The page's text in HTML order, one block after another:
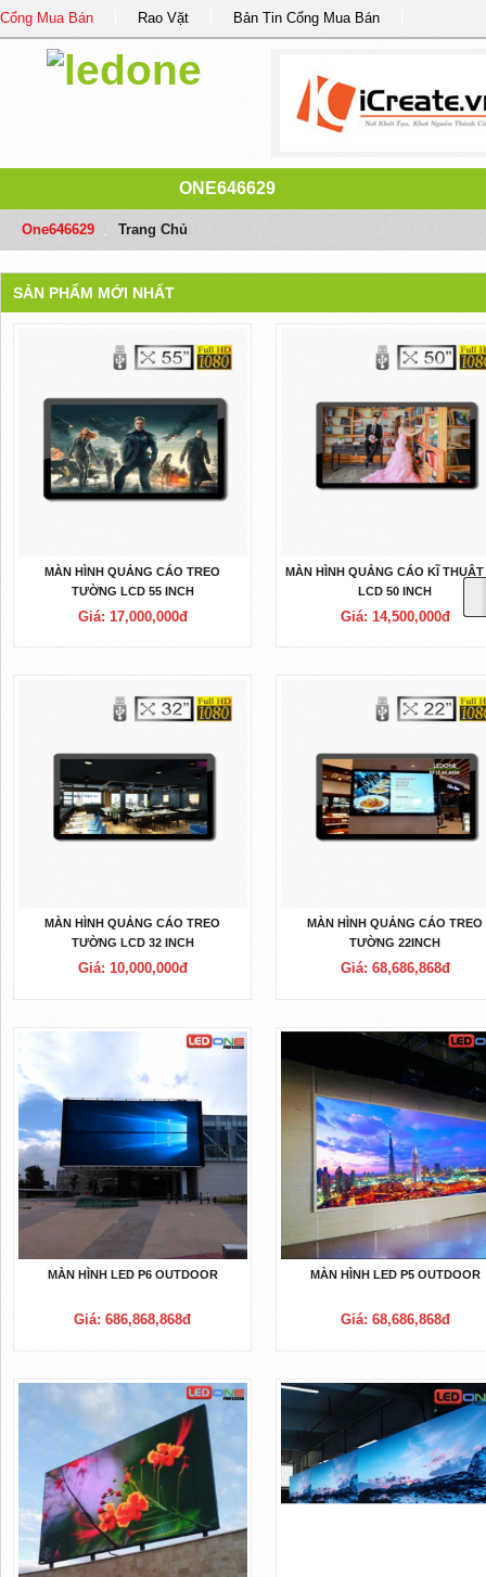
Cổng Mua Bán Rao Vặt Bản Tin Cổng Mua Bán
ONE646629
One646629 Trang Chủ
SẢN PHẨM MỚI NHẤT
MÀN HÌNH QUẢNG CÁO TREO
TƯỜNG LCD 55 INCH
Giá: 17,000,000đ
MÀN HÌNH QUẢNG CÁO KĨ THUẬT
LCD 50 INCH
Giá: 14,500,000đ
MÀN HÌNH QUẢNG CÁO TREO
TƯỜNG LCD 32 INCH
Giá: 10,000,000đ
MÀN HÌNH QUẢNG CÁO TREO
TƯỜNG 22INCH
Giá: 68,686,868đ
MÀN HÌNH LED P6 OUTDOOR
Giá: 686,868,868đ
MÀN HÌNH LED P5 OUTDOOR
Giá: 68,686,868đ